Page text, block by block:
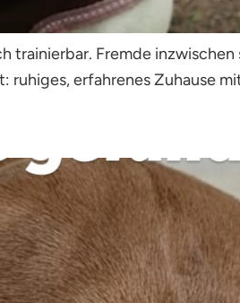
Fremde
erfahrenes Zuhause